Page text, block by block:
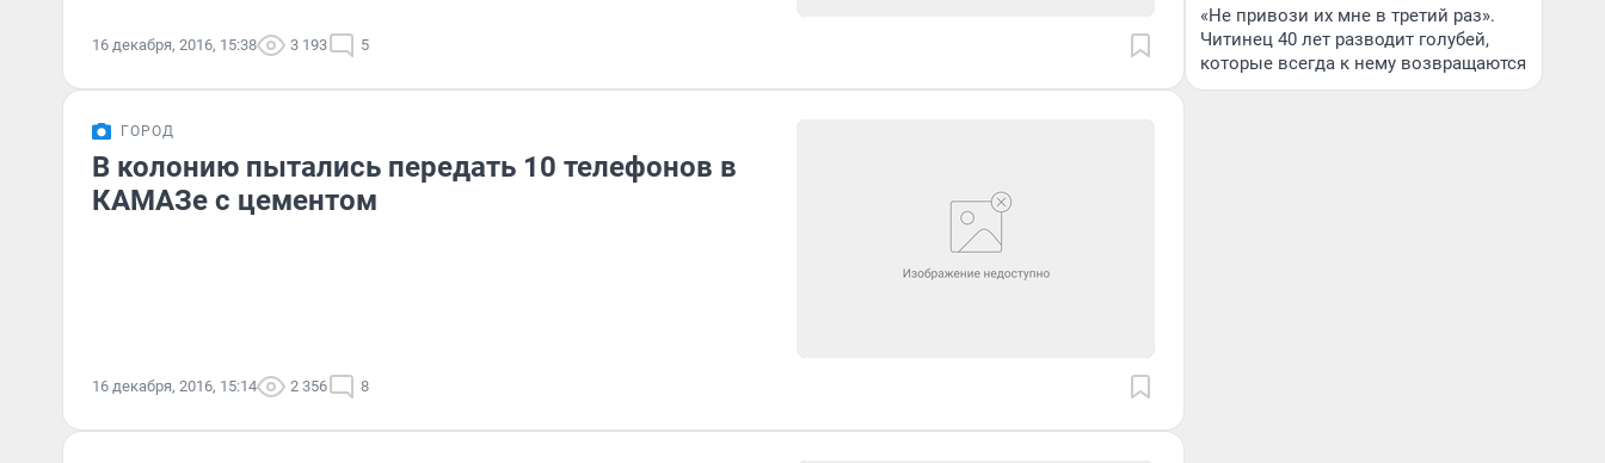
16 декабря, 2016, 15:38 3 193 5
ГОРОД
В колонию пытались передать 10 телефонов в
КАМАЗе с цементом
16 декабря, 2016, 15:14 2 356 8
«Не привози их мне в третий раз».
Читинец 40 лет разводит голубей,
которые всегда к нему возвращаются